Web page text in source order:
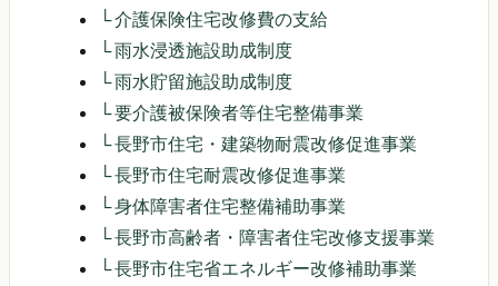
└介護保険住宅改修費の支給
└雨水浸透施設助成制度
└雨水貯留施設助成制度
└要介護被保険者等住宅整備事業
└長野市住宅・建築物耐震改修促進事業
└長野市住宅耐震改修促進事業
└身体障害者住宅整備補助事業
└長野市高齢者・障害者住宅改修支援事業
└長野市住宅省エネルギー改修補助事業